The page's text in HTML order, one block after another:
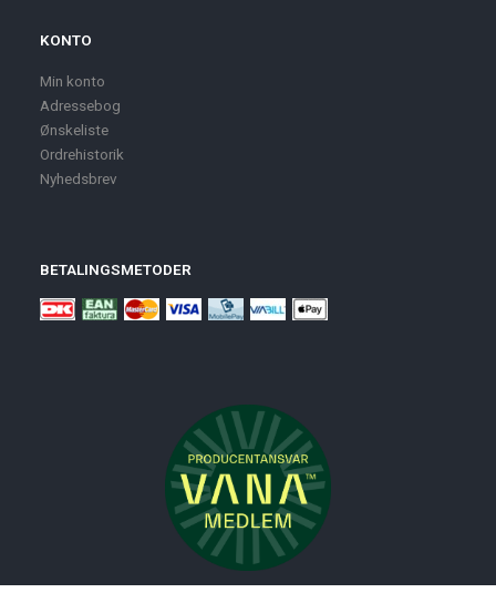
KONTO
Min konto
Adressebog
Ønskeliste
Ordrehistorik
Nyhedsbrev
BETALINGSMETODER